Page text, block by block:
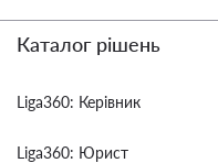
Каталог рішень
Liga360: Керівник
Liga360: Юрист